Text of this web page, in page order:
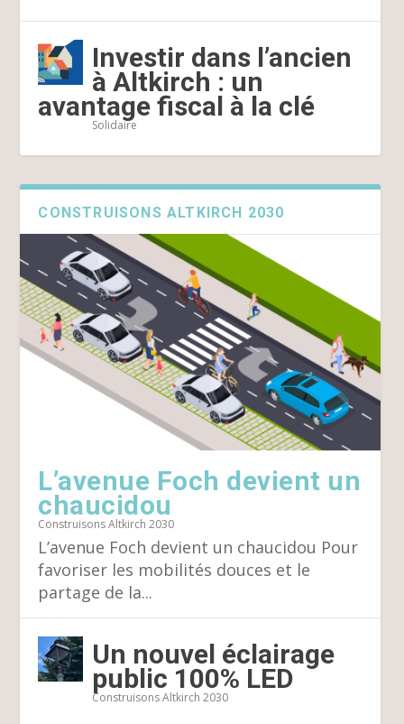
Investir dans l’ancien
à Altkirch : un
avantage fiscal à la clé
Solidaire
CONSTRUISONS ALTKIRCH 2030
L’avenue Foch devient un
chaucidou
Construisons Altkirch 2030
L’avenue Foch devient un chaucidou Pour
favoriser les mobilités douces et le
partage de la...
Un nouvel éclairage
public 100% LED
Construisons Altkirch 2030